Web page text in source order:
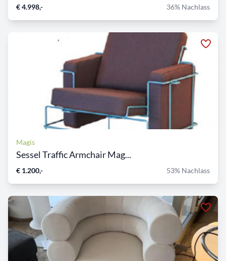
€ 4.998,- 36% Nachlass
Magis
Sessel Traffic Armchair Mag...
€ 1.200,- 53% Nachlass